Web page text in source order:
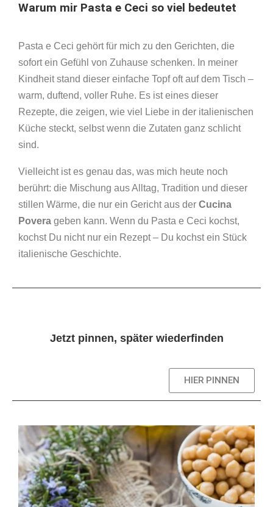
Warum mir Pasta e Ceci so viel bedeutet
Pasta e Ceci gehört für mich zu den Gerichten, die
sofort ein Gefühl von Zuhause schenken. In meiner
Kindheit stand dieser einfache Topf oft auf dem Tisch –
warm, duftend, voller Ruhe. Es ist eines dieser
Rezepte, die zeigen, wie viel Liebe in der italienischen
Küche steckt, selbst wenn die Zutaten ganz schlicht
sind.
Vielleicht ist es genau das, was mich heute noch
berührt: die Mischung aus Alltag, Tradition und dieser
stillen Wärme, die nur ein Gericht aus der Cucina
Povera geben kann. Wenn du Pasta e Ceci kochst,
kochst Du nicht nur ein Rezept – Du kochst ein Stück
italienische Geschichte.
Jetzt pinnen, später wiederfinden
HIER PINNEN